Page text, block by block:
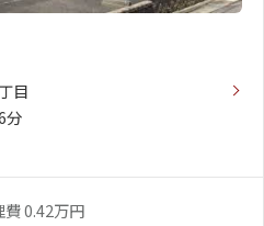
目
分
費 0.42万円